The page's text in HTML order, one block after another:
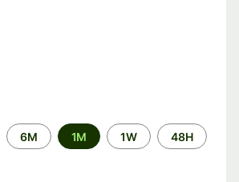
الفترة
الزمنية
48H
1W
1M
6M